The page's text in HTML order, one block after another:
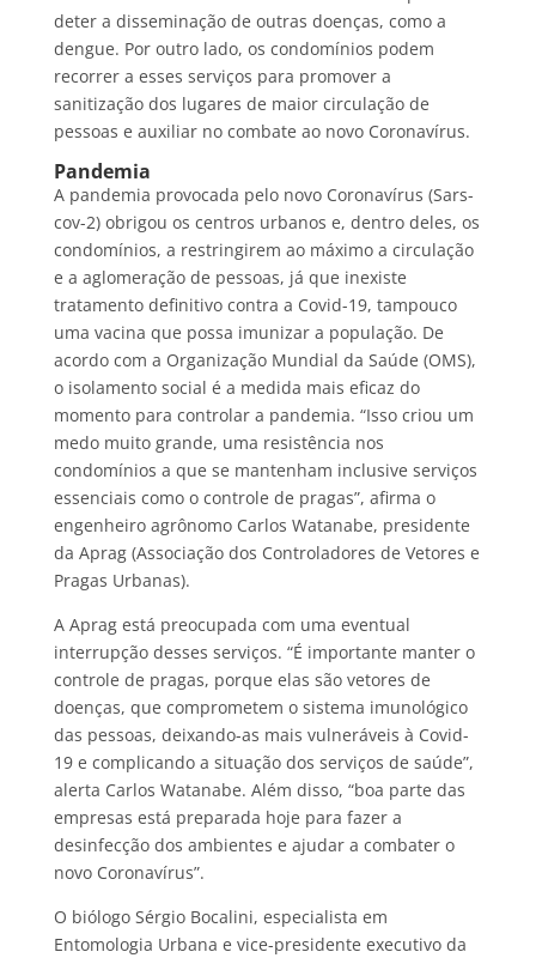
deter a disseminação de outras doenças, como a
dengue. Por outro lado, os condomínios podem
recorrer a esses serviços para promover a
sanitização dos lugares de maior circulação de
pessoas e auxiliar no combate ao novo Coronavírus.
Pandemia
A pandemia provocada pelo novo Coronavírus (Sars-
cov-2) obrigou os centros urbanos e, dentro deles, os
condomínios, a restringirem ao máximo a circulação
e a aglomeração de pessoas, já que inexiste
tratamento definitivo contra a Covid-19, tampouco
uma vacina que possa imunizar a população. De
acordo com a Organização Mundial da Saúde (OMS),
o isolamento social é a medida mais eficaz do
momento para controlar a pandemia. “Isso criou um
medo muito grande, uma resistência nos
condomínios a que se mantenham inclusive serviços
essenciais como o controle de pragas”, afirma o
engenheiro agrônomo Carlos Watanabe, presidente
da Aprag (Associação dos Controladores de Vetores e
Pragas Urbanas).
A Aprag está preocupada com uma eventual
interrupção desses serviços. “É importante manter o
controle de pragas, porque elas são vetores de
doenças, que comprometem o sistema imunológico
das pessoas, deixando-as mais vulneráveis à Covid-
19 e complicando a situação dos serviços de saúde”,
alerta Carlos Watanabe. Além disso, “boa parte das
empresas está preparada hoje para fazer a
desinfecção dos ambientes e ajudar a combater o
novo Coronavírus”.
O biólogo Sérgio Bocalini, especialista em
Entomologia Urbana e vice-presidente executivo da